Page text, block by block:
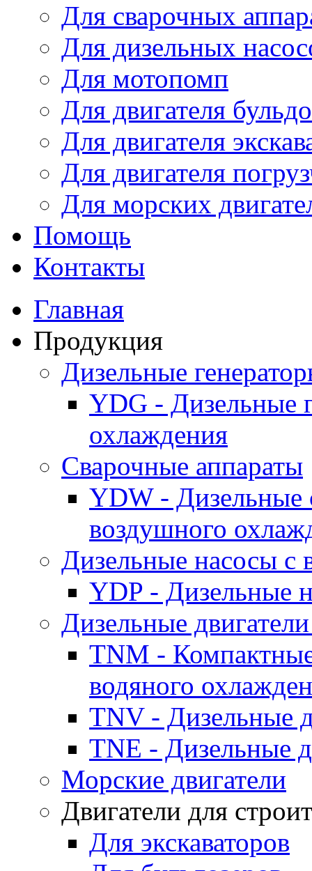
Для сварочных
Для дизельных
Для мотопомп
Для двигателя
Для двигателя
Для двигателя
Для морских
Помощь
Контакты
Главная
Продукция
Дизельные
YDG - Дизельные
охлаждения
Cварочные аппараты
YDW - Дизельные
воздушного
Дизельные насосы
YDP - Дизельные
Дизельные
TNM -
водяного
TNV - Дизельные
TNE - Дизельные
Морские двигатели
Двигатели для
Для экскаваторов